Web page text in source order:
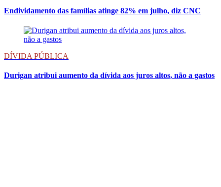
Endividamento das famílias atinge 82% em julho, diz CNC
DÍVIDA PÚBLICA
Durigan atribui aumento da dívida aos juros altos, não a gastos